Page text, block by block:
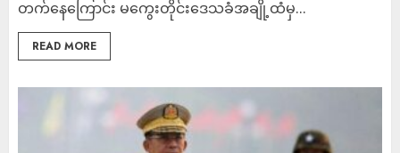
တက်နေကြောင်း မကွေးတိုင်း​ဒေသခံအချို့ထံမှ...
READ MORE